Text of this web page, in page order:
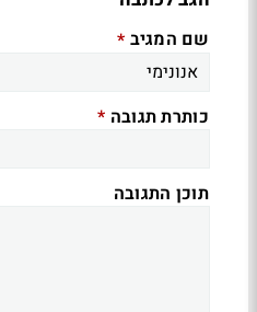
שם המגיב *
כותרת תגובה *
תוכן התגובה